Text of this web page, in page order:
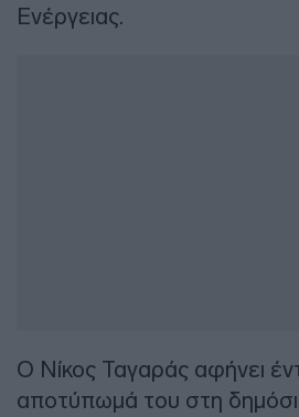
Ενέργειας.
Ο Νίκος Ταγαράς αφήνει
αποτύπωμά του στη